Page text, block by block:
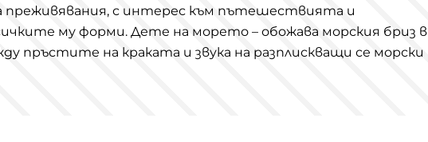
преживявания, с интерес към пътешествията и
му форми. Дете на морето – обожава морския бриз в
пръстите на краката и звука на разплискващи се морски